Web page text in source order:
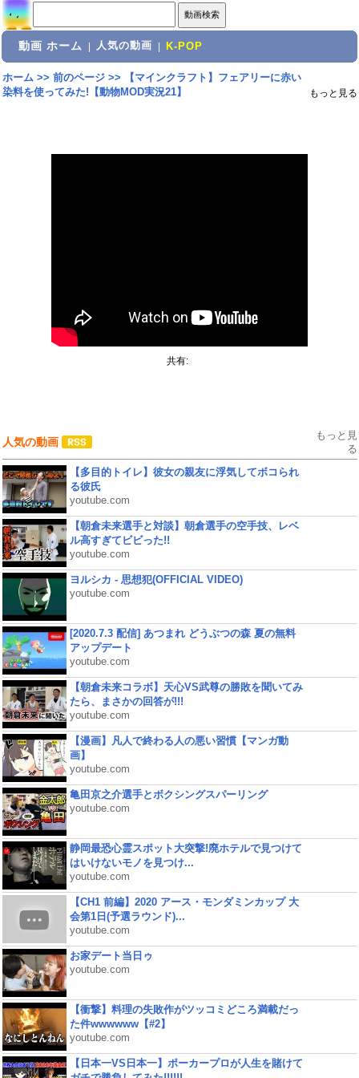
動画 ホーム 人気の動画 K-POP
ホーム>> 前のページ>>
【マインクラフト】フェアリーに赤い
染料を使ってみた!【動物MOD実況21】
もっと見る
共有:
人気の動画
もっと見
る
【多目的トイレ】彼女の親友に浮気してボコられ
る彼氏
youtube.com
【朝倉未来選手と対談】朝倉選手の空手技、レベ
ル高すぎてビビった!!
youtube.com
ヨルシカ - 思想犯(OFFICIAL VIDEO)
youtube.com
[2020.7.3 配信] あつまれ どうぶつの森 夏の無料
アップデート
youtube.com
【朝倉未来コラボ】天心VS武尊の勝敗を聞いてみ
たら、まさかの回答が!!!
youtube.com
【漫画】凡人で終わる人の悪い習慣【マンガ動
画】
youtube.com
亀田京之介選手とボクシングスパーリング
youtube.com
静岡最恐心霊スポット大突撃!廃ホテルで見つけて
はいけないモノを見つけ...
youtube.com
【CH1 前編】2020 アース・モンダミンカップ 大
会第1日(予選ラウンド)...
youtube.com
お家デート当日ゥ
youtube.com
【衝撃】料理の失敗作がツッコミどころ満載だっ
た件wwwwww【#2】
youtube.com
【日本一VS日本一】ポーカープロが人生を賭けて